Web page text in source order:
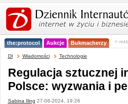
the:protocol Aukcje Bukmacherzy <
DI Wiadomości Technologie
Regulacja sztucznej
Polsce: wyzwania i
Sabina Iling 27-06-2024, 19:26